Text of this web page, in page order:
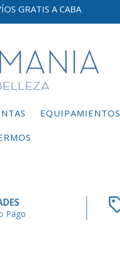
GRATIS A CABA
EQUIPAMIENTOS
Pago